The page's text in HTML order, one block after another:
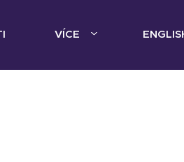
VÍCE